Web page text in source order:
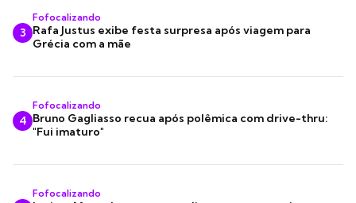
3
Fofocalizando
Rafa Justus exibe festa surpresa após viagem para
Grécia com a mãe
4
Fofocalizando
Bruno Gagliasso recua após polêmica com drive-thru:
"Fui imaturo"
Fofocalizando